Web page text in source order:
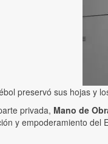
preservó sus hojas y
privada, Mano de
y empoderamiento del